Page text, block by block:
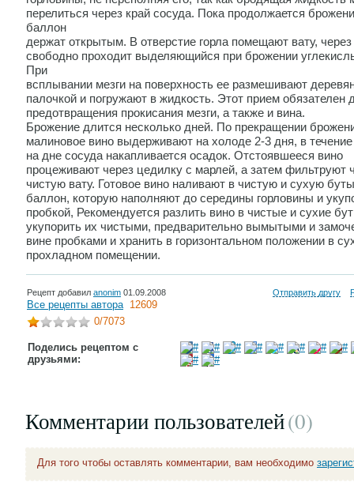
перелиться через край сосуда. Пока продолжается
баллон
держат открытым. В отверстие горла помещают вату,
свободно проходит выделяющийся при брожении
При
всплывании мезги на поверхность ее размешивают
палочкой и погружают в жидкость. Этот прием обязателен
предотвращения прокисания мезги, а также и вина.
Брожение длится несколько дней. По прекращении
малиновое вино выдерживают на холоде 2-3 дня, в
на дне сосуда накапливается осадок. Отстоявшееся вино
процеживают через цедилку с марлей, а затем фильтруют
чистую вату. Готовое вино наливают в чистую и сухую
баллон, которую наполняют до середины горловины и
пробкой, Рекомендуется разлить вино в чистые и сухие
укупорить их чистыми, предварительно вымытыми и
вине пробками и хранить в горизонтальном положении в
прохладном помещении.
Рецепт добавил anonim 01.09.2008 Отправить другу
Все рецепты автора 12609
0/7073
Поделись рецептом с
друзьями:
Комментарии пользователей(0)
Для того чтобы оставлять комментарии, вам необходимо